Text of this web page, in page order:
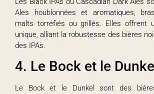
Ales houblonnées et aromatiques,
malts torréfiés ou grillés. Elles offrent
unique, alliant la robustesse des bières
des IPAs.
4. Le Bock et le Dunkel
Le Bock et le Dunkel sont des